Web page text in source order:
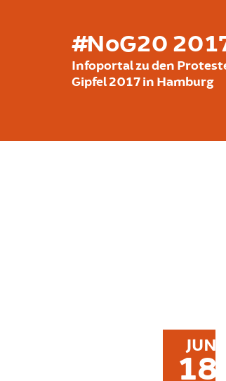
#NoG20
Infoportal zu den
Gipfel 2017 in Hamburg
JUN
18